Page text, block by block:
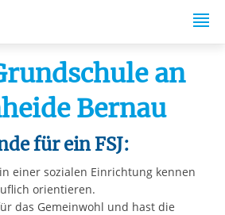
an
Bernau
für ein FSJ:
einer sozialen Einrichtung kennen
orientieren.
das Gemeinwohl und hast die